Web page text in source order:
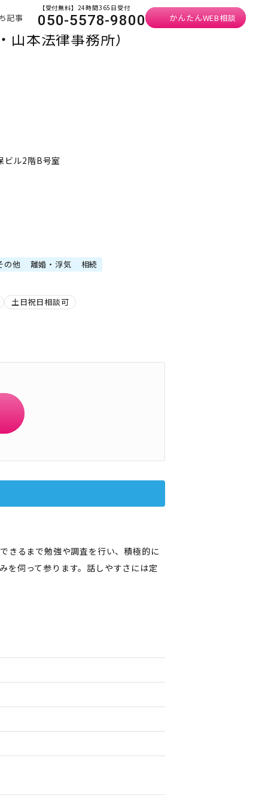
記事
【受付無料】24時間365日受付
050-5578-9800 かんたんWEB相談
本法律事務所）
ル2階B号室
の他 離婚・浮気 相続
土日祝日相談可
きるまで勉強や調査を行い、積極的に
を伺って参ります。話しやすさには定